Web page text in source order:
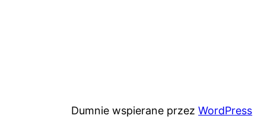
Dumnie wspierane przezWordPress